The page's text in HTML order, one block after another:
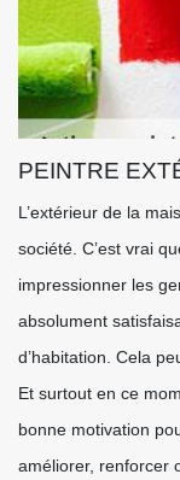
PEINTRE
L’extérieur de la
société. C’est vrai
impressionner les
absolument
d’habitation. Cela
Et surtout en ce
bonne motivation
améliorer, renforcer